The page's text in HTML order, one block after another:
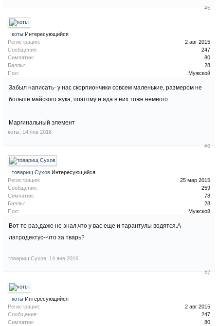
#5
коты Интересующийся
Регистрация:
2 авг 2015
Сообщения:
247
Симпатии:
80
Баллы:
28
Пол:
Мужской
Забыл написать- у нас скорпиончики совсем маленькие, размером не
больше майского жука, поэтому и яда в них тоже немного.
Маргинальный элемент
коты 14 янв 2016
#6
товарищ Сухов Интересующийся
Регистрация:
25 мар 2015
Сообщения:
259
Симпатии:
78
Баллы:
28
Пол:
Мужской
Вот те раз,даже не знал,что у вас еще и тарантулы водятся.А
латродектус--что за тварь?
товарищ Сухов 14 янв 2016
#7
коты Интересующийся
Регистрация:
2 авг 2015
Сообщения:
247
Симпатии:
80